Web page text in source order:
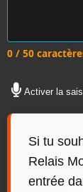
0 / 50
Activer la
Si tu
Relais
entrée